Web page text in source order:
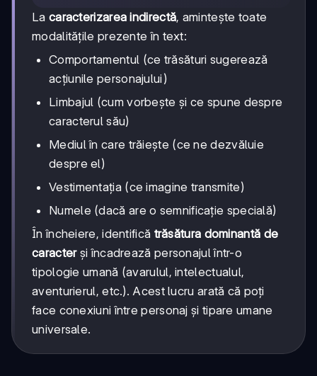
La caracterizarea indirectă, amintește toate
modalitățile prezente în text:
Comportamentul (ce trăsături sugerează
acțiunile personajului)
Limbajul (cum vorbește și ce spune despre
caracterul său)
Mediul în care trăiește (ce ne dezvăluie
despre el)
Vestimentația (ce imagine transmite)
Numele (dacă are o semnificație specială)
În încheiere, identifică trăsătura dominantă de
caracterși încadrează personajul într-o
tipologie umană (avarulul, intelectualul,
aventurierul, etc.). Acest lucru arată că poți
face conexiuni între personaj și tipare umane
universale.